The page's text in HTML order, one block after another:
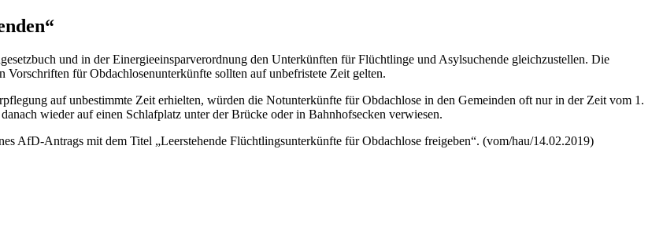
und in der Einergieeinsparverordnung den Unterkünften für Flüchtlinge und Asylsuchende gleichzustellen. Die
Vorschriften für Obdachlosenunterkünfte sollten auf unbefristete Zeit gelten.
auf unbestimmte Zeit erhielten, würden die Notunterkünfte für Obdachlose in den Gemeinden oft nur in der Zeit vom 1.
wieder auf einen Schlafplatz unter der Brücke oder in Bahnhofsecken verwiesen.
AfD-Antrags mit dem Titel „Leerstehende Flüchtlingsunterkünfte für Obdachlose freigeben“. (vom/hau/14.02.2019)